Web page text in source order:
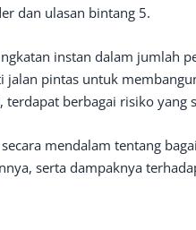
dan ulasan bintang 5.
instan dalam jumlah
jalan pintas untuk
terdapat berbagai risiko yang
mendalam tentang
serta dampaknya